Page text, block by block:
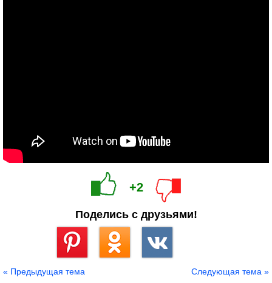
+2
Поделись с друзьями!
« Предыдущая тема Следующая тема »